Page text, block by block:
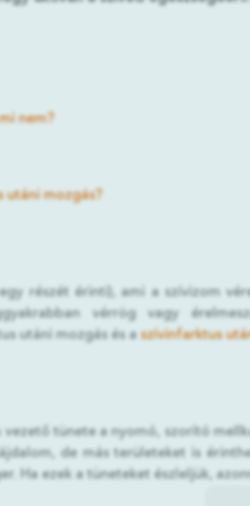
nem?
utáni mozgás?
részét érinti), ami a szívizom
vérrög vagy
utáni mozgás és a szívinfarktus
tünete a nyomó, szorító
de más területeket is
Ha ezek a tüneteket észleljük,